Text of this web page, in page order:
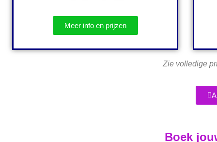
Meer info en prijzen
Zie volledige
Boek